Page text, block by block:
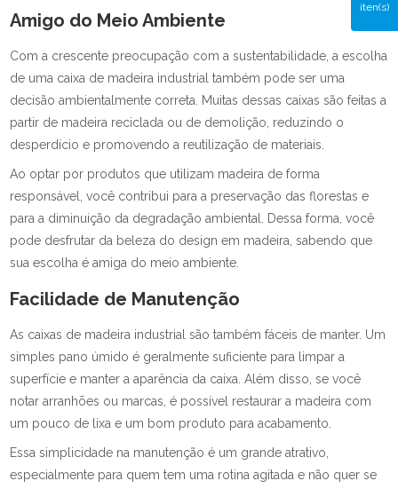
iten(s)
Amigo do Meio Ambiente
Com a crescente preocupação com a sustentabilidade, a escolha
de uma caixa de madeira industrial também pode ser uma
decisão ambientalmente correta. Muitas dessas caixas são feitas a
partir de madeira reciclada ou de demolição, reduzindo o
desperdício e promovendo a reutilização de materiais.
Ao optar por produtos que utilizam madeira de forma
responsável, você contribui para a preservação das florestas e
para a diminuição da degradação ambiental. Dessa forma, você
pode desfrutar da beleza do design em madeira, sabendo que
sua escolha é amiga do meio ambiente.
Facilidade de Manutenção
As caixas de madeira industrial são também fáceis de manter. Um
simples pano úmido é geralmente suficiente para limpar a
superfície e manter a aparência da caixa. Além disso, se você
notar arranhões ou marcas, é possível restaurar a madeira com
um pouco de lixa e um bom produto para acabamento.
Essa simplicidade na manutenção é um grande atrativo,
especialmente para quem tem uma rotina agitada e não quer se